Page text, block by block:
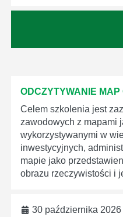
ODCZYTYWANIE MAP
Celem szkolenia jest
zawodowych z mapami
wykorzystywanymi w
inwestycyjnych,
mapie jako
obrazu rzeczywistości i
30 października 2026